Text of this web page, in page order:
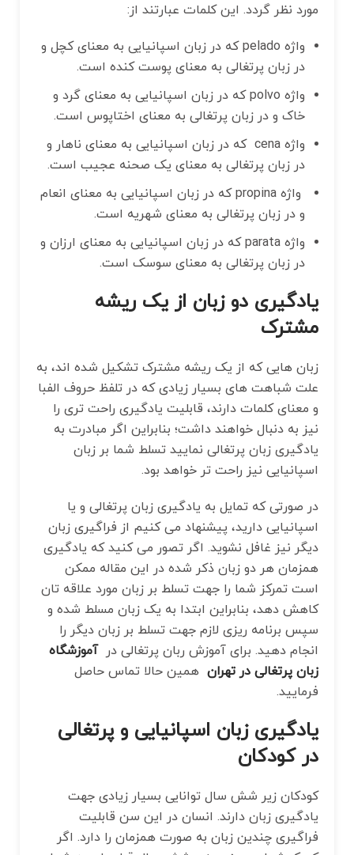
مورد نظر گردد. این کلمات عبارتند از:
واژه pelado که در زبان اسپانیایی به معنای کچل و
در زبان پرتغالی به معنای پوست کنده است.
واژه polvo که در زبان اسپانیایی به معنای گرد و
خاک و در زبان پرتغالی به معنای اختاپوس است.
واژه cena که در زبان اسپانیایی به معنای ناهار و
در زبان پرتغالی به معنای یک صحنه عجیب است.
واژه propina که در زبان اسپانیایی به معنای انعام
و در زبان پرتغالی به معنای شهریه است.
واژه parata که در زبان اسپانیایی به معنای ارزان و
در زبان پرتغالی به معنای سوسک است.
یادگیری دو زبان از یک ریشه
مشترک
زبان هایی که از یک ریشه مشترک تشکیل شده اند، به
علت شباهت های بسیار زیادی که در تلفظ حروف الفبا
و معنای کلمات دارند، قابلیت یادگیری راحت تری را
نیز به دنبال خواهند داشت؛ بنابراین اگر مبادرت به
یادگیری زبان پرتغالی نمایید تسلط شما بر زبان
اسپانیایی نیز راحت تر خواهد بود.
در صورتی که تمایل به یادگیری زبان پرتغالی و یا
اسپانیایی دارید، پیشنهاد می کنیم از فراگیری زبان
دیگر نیز غافل نشوید. اگر تصور می کنید که یادگیری
همزمان هر دو زبان ذکر شده در این مقاله ممکن
است تمرکز شما را جهت تسلط بر زبان مورد علاقه ‌تان
کاهش دهد، بنابراین ابتدا به یک زبان مسلط شده و
سپس برنامه ‌ریزی لازم جهت تسلط بر زبان دیگر را
انجام دهید. برای آموزش ربان پرتغالی در آموزشگاه
زبان پرتغالی در تهران همین حالا تماس حاصل
فرمایید.
یادگیری زبان اسپانیایی و پرتغالی
در کودکان
کودکان زیر شش سال توانایی بسیار زیادی جهت
یادگیری زبان دارند. انسان در این سن قابلیت
فراگیری چندین زبان به صورت همزمان را دارد. اگر